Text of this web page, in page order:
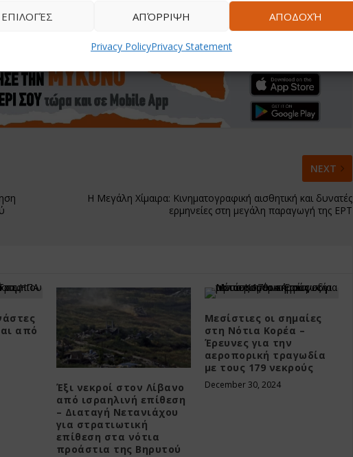
ΑΠΟΔΟΧΉ
ΑΠΌΡΡΙΨΗ
ΕΠΙΛΟΓΈΣ
Privacy PolicyPrivacy Statement
NEXT
Η Μεγάλη Χίμαιρα: Κινηματογραφική αισθητική και δυνατές
ερμηνείες στη μεγάλη παραγωγή της ΕΡΤ
από
Έξι νεκροί στον Λίβανο
από ισραηλινή επίθεση
– Διαταγή Νετανιάχου
για στρατιωτική
επίθεση στα νότια
προάστια της Βηρυτού
Μεσίστιες οι σημαίες
στη Νότια Κορέα –
Έρευνες για την
αεροπορική τραγωδία
με τους 179 νεκρούς
December 30, 2024